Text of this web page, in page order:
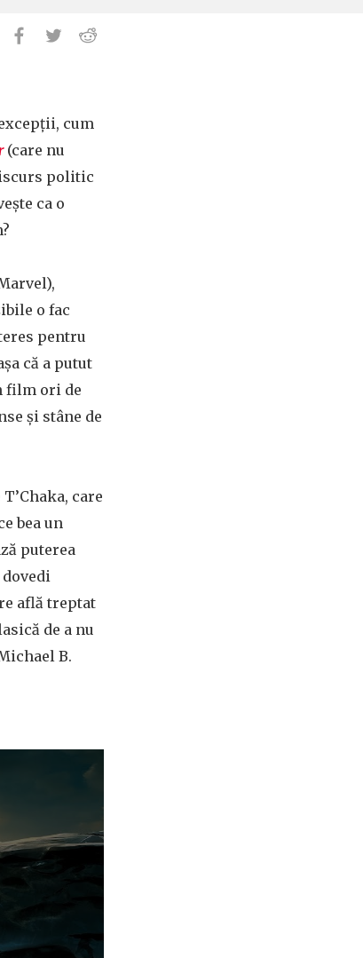
cum
(care nu
politic
ca o
o fac
pentru
că a putut
film ori de
și stâne de
care
bea un
puterea
află treptat
de a nu
B.